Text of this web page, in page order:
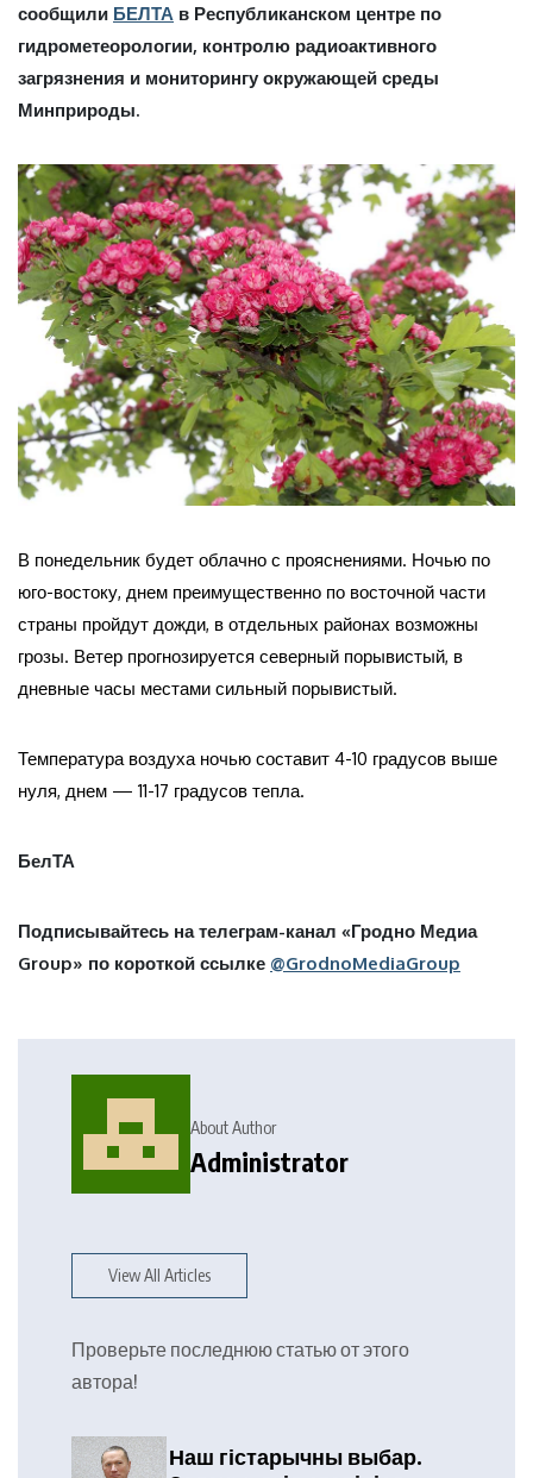
сообщили БЕЛТА в Республиканском центре по
гидрометеорологии, контролю радиоактивного
загрязнения и мониторингу окружающей среды
Минприроды.
В понедельник будет облачно с прояснениями. Ночью по
юго-востоку, днем преимущественно по восточной части
страны пройдут дожди, в отдельных районах возможны
грозы. Ветер прогнозируется северный порывистый, в
дневные часы местами сильный порывистый.
Температура воздуха ночью составит 4-10 градусов выше
нуля, днем — 11-17 градусов тепла.
БелТА
Подписывайтесь на телеграм-канал «Гродно Медиа
Group» по короткой ссылке @GrodnoMediaGroup
About Author
Administrator
View All Articles
Проверьте последнюю статью от этого
автора!
Наш гістарычны выбар.